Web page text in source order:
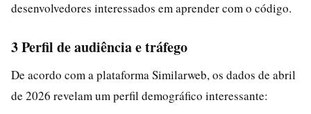
desenvolvedores interessados em aprender com o código.
3 Perfil de audiência e tráfego
De acordo com a plataforma Similarweb, os dados de abril
de 2026 revelam um perfil demográfico interessante: